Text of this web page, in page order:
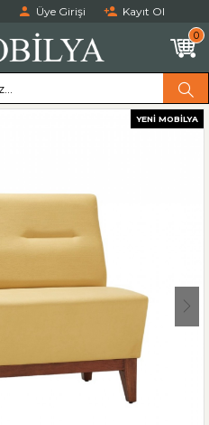
Üye Girişi Kayıt Ol
0
YENI MOBILYA